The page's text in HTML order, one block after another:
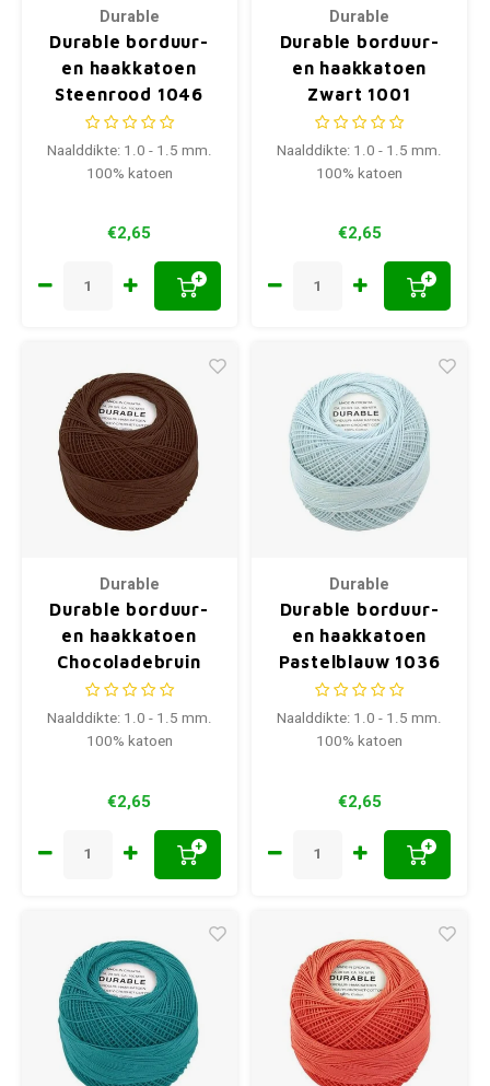
Durable
Durable borduur-
en haakkatoen
Steenrood 1046
Naalddikte: 1.0 - 1.5 mm.
100% katoen
€2,65
+
Durable
Durable borduur-
en haakkatoen
Zwart 1001
Naalddikte: 1.0 - 1.5 mm.
100% katoen
€2,65
+
Durable
Durable borduur-
en haakkatoen
Chocoladebruin
1012
Naalddikte: 1.0 - 1.5 mm.
100% katoen
€2,65
+
Durable
Durable borduur-
en haakkatoen
Pastelblauw 1036
Naalddikte: 1.0 - 1.5 mm.
100% katoen
€2,65
+